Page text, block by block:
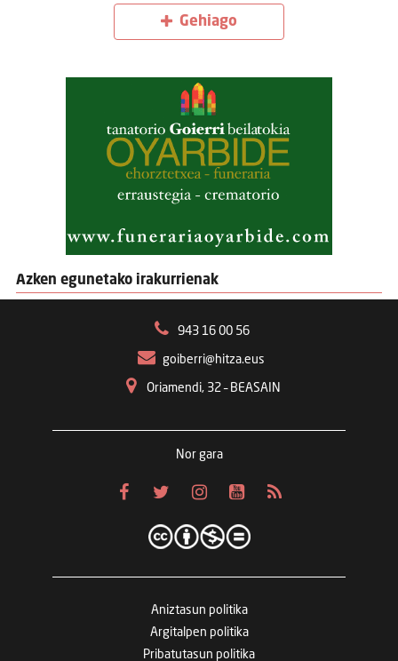
Gehiago
Azken egunetako irakurrienak
943 16 00 56
goiberri@hitza.eus
Oriamendi, 32 – BEASAIN
Nor gara
Aniztasun politika
Argitalpen politika
Pribatutasun politika